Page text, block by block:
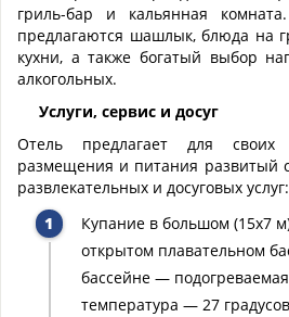
гриль-бар и кальянная
предлагаются шашлык, блюда на
кухни, а также богатый выбор
алкогольных.
Услуги, сервис и досуг
Отель предлагает для своих
размещения и питания развитый
развлекательных и досуговых услуг:
Купание в большом (15х7
открытом плавательном
бассейне —
температура — 27